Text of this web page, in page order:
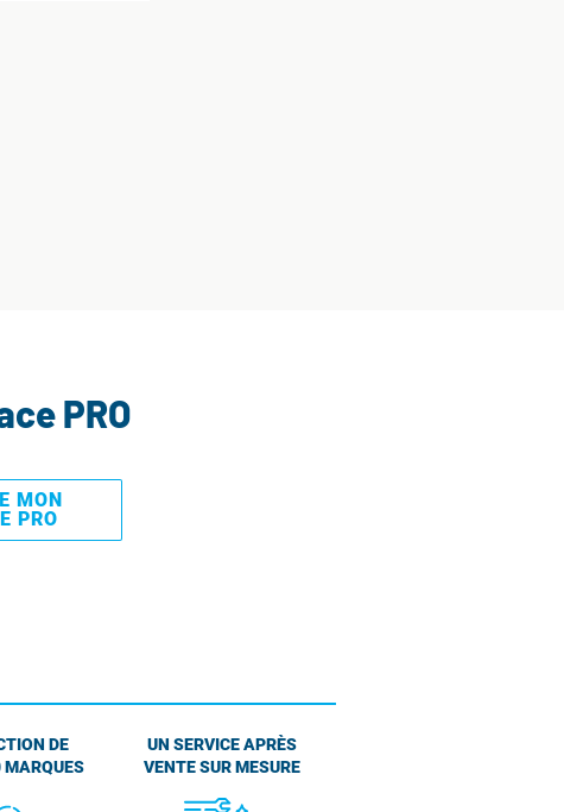
PRO
MON
PRO
DE
MARQUES
UN SERVICE APRÈS
VENTE SUR MESURE